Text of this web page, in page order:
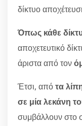
δίκτυο
Όπως κάθε
αποχετευτικό
άριστα από τον
Έτσι, απότα
σε μία λεκάνη
συμβάλλουν στο